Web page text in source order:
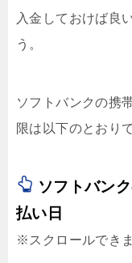
入金しておけば良
う。
ソフトバンクの携
限は以下のとおり
ソフトバン
払い日